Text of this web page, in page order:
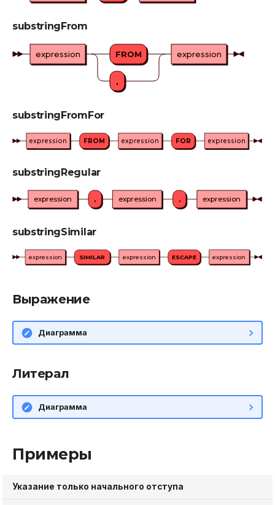
VALUES
substringFrom
expression FROM
,
expression
substringFromFor
expression FROM expression FOR expression
substringRegular
expression , expression , expression
substringSimilar
expression SIMILAR expression ESCAPE expression
Выражение
Диаграмма
Литерал
Диаграмма
Примеры
Указание только начального отступа